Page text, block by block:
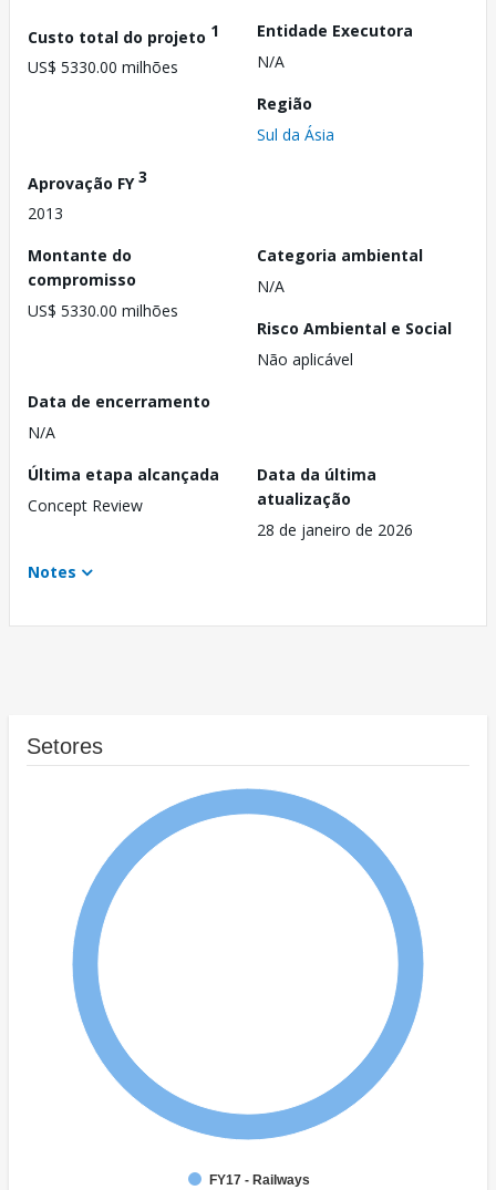
Custo total do projeto 1
US$ 5330.00 milhões
Entidade Executora
N/A
Região
Sul da Ásia
Aprovação FY3
2013
Montante do
compromisso
US$ 5330.00 milhões
Categoria ambiental
N/A
Risco Ambiental e Social
Não aplicável
Data de encerramento
N/A
Última etapa alcançada
Concept Review
Data da última
atualização
28 de janeiro de 2026
Notes
Setores
FY17 - Railways